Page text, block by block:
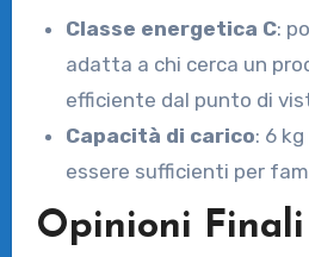
Classe energetica C:
adatta a chi cerca un
efficiente dal punto di
Capacità di carico: 6
essere sufficienti per
Opinioni Finali